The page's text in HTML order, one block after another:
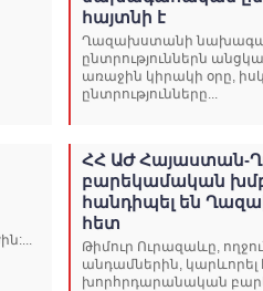
հայտնի է
Ղազախստանի
ընտրություններն
առաջին կիրակի օրը,
ընտրությունները...
ՀՀ ԱԺ
բարեկամական
հանդիպել են
հետ
Թիմուր Ուրազաևը,
անդամներին, կարևորել
խորհրդարանական